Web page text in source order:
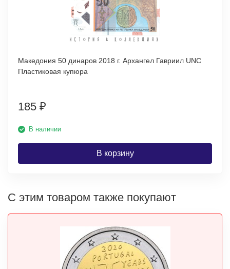
Македония 50 динаров 2018 г. Архангел Гавриил UNC
Пластиковая купюра
185 ₽
В наличии
В корзину
С этим товаром также покупают